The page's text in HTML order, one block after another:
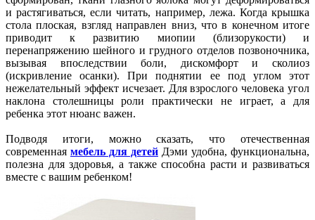
и растягиваться, если читать, например, лежа. Когда крышка
стола плоская, взгляд направлен вниз, что в конечном итоге
приводит к развитию миопии (близорукости) и
перенапряжению шейного и грудного отделов позвоночника,
вызывая впоследствии боли, дискомфорт и сколиоз
(искривление осанки). При поднятии ее под углом этот
нежелательный эффект исчезает. Для взрослого человека угол
наклона столешницы роли практически не играет, а для
ребенка этот нюанс важен.
Подводя итоги, можно сказать, что отечественная
современная мебель для детей Дэми удобна, функциональна,
полезна для здоровья, а также способна расти и развиваться
вместе с вашим ребенком!